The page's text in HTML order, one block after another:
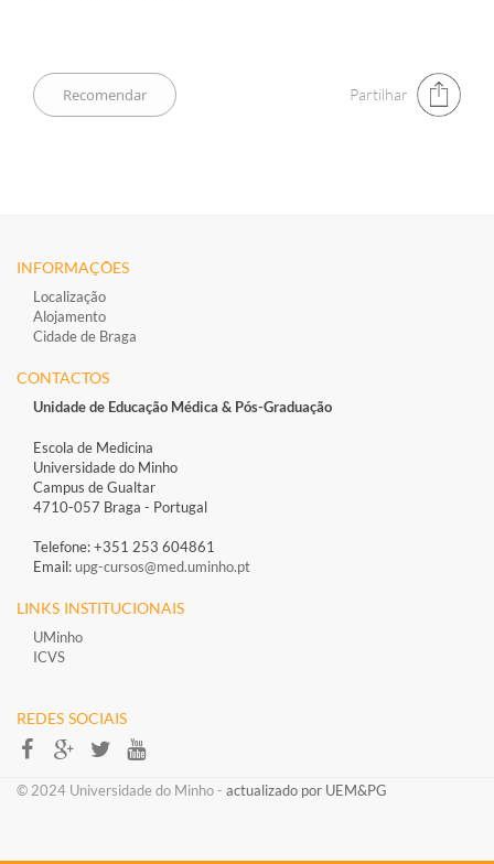
Partilhar
INFORMAÇÕES
Localização
Alojamento
Cidade de Braga
CONTACTOS
Unidade de Educação Médica & Pós-Graduação
Escola de Medicina
Universidade do Minho
Campus de Gualtar
4710-057 Braga - Portugal
Telefone: +351 253 604861
Email:upg-cursos@med.uminho.pt
LINKS INSTITUCIONAIS
UMinho
ICVS
REDES SOCIAIS​​​​
​​© 2024 Universidade do Minho​ - actualizado por UEM&PG